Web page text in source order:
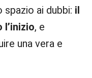
ai dubbi: il
, e
una vera e